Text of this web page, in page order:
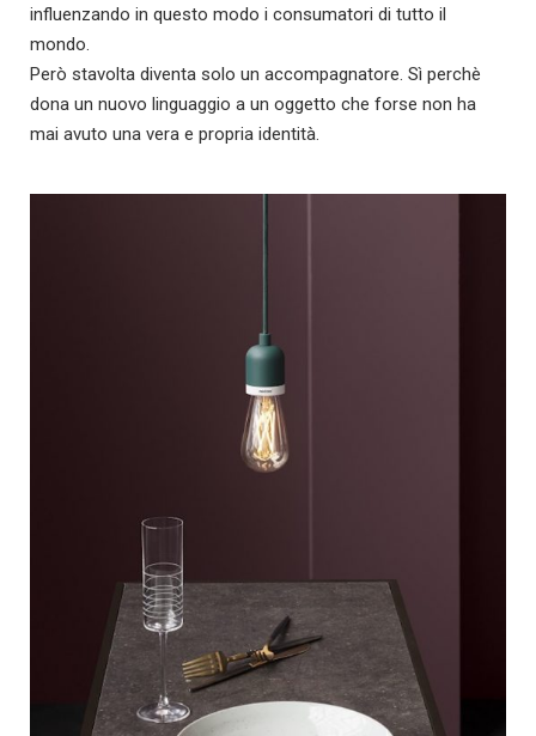
influenzando in questo modo i consumatori di tutto il
mondo.
Però stavolta diventa solo un accompagnatore. Sì perchè
dona un nuovo linguaggio a un oggetto che forse non ha
mai avuto una vera e propria identità.